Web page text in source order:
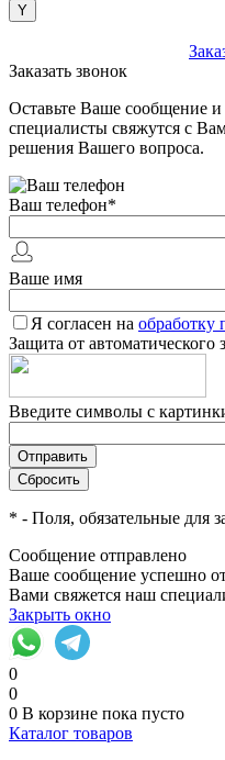
Заказать звонок
Оставьте Ваше сообщение
специалисты свяжутся с
решения Вашего вопроса.
Ваш телефон*
Ваше имя
Я согласен на обработку
Защита от автоматического
Введите символы с
* - Поля, обязательные для
Сообщение отправлено
Ваше сообщение успешно
Вами свяжется наш
Закрыть окно
0
0
0 В корзине пока пусто
Каталог товаров